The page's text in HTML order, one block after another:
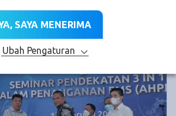
SAYA MENERIMA
Ubah Pengaturan